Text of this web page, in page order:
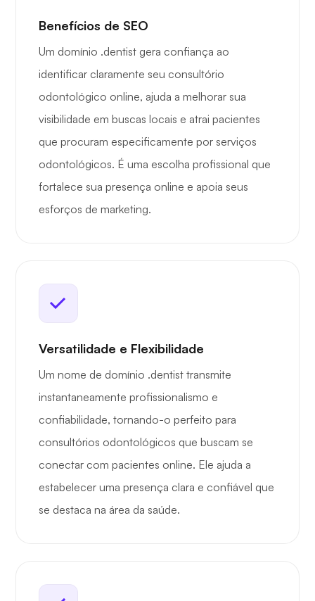
Benefícios de SEO
Um domínio .dentist gera confiança ao
identificar claramente seu consultório
odontológico online, ajuda a melhorar sua
visibilidade em buscas locais e atrai pacientes
que procuram especificamente por serviços
odontológicos. É uma escolha profissional que
fortalece sua presença online e apoia seus
esforços de marketing.
Versatilidade e Flexibilidade
Um nome de domínio .dentist transmite
instantaneamente profissionalismo e
confiabilidade, tornando-o perfeito para
consultórios odontológicos que buscam se
conectar com pacientes online. Ele ajuda a
estabelecer uma presença clara e confiável que
se destaca na área da saúde.